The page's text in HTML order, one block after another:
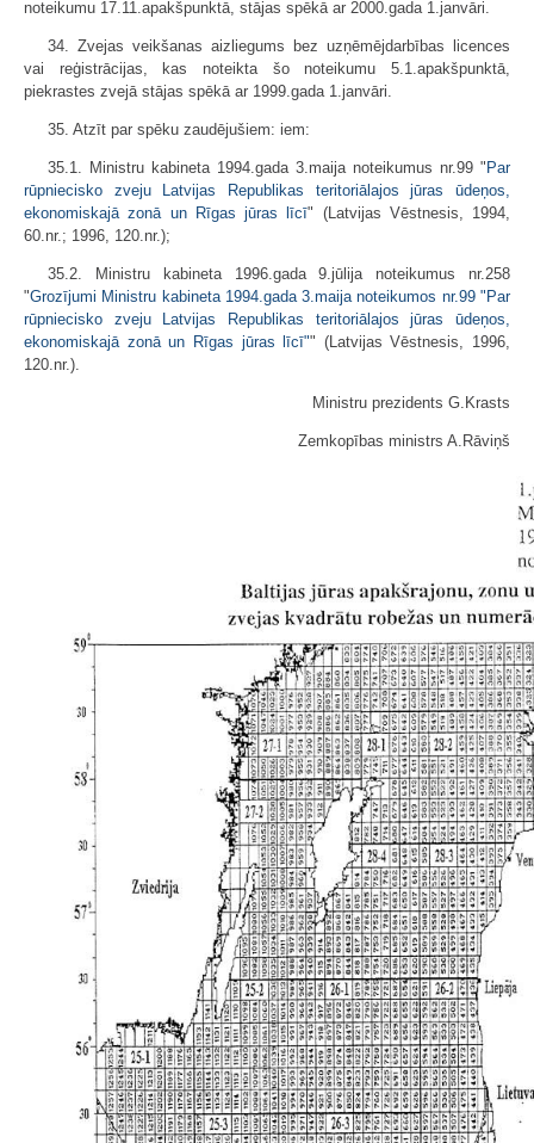
noteikumu 17.11.apakšpunktā, stājas spēkā ar 2000.gada 1.janvāri.
34. Zvejas veikšanas aizliegums bez uzņēmējdarbības licences
vai reģistrācijas, kas noteikta šo noteikumu 5.1.apakšpunktā,
piekrastes zvejā stājas spēkā ar 1999.gada 1.janvāri.
35. Atzīt par spēku zaudējušiem: iem:
35.1. Ministru kabineta 1994.gada 3.maija noteikumus nr.99 " Par
rūpniecisko zveju Latvijas Republikas teritoriālajos jūras ūdeņos,
ekonomiskajā zonā un Rīgas jūras līcī" (Latvijas Vēstnesis, 1994,
60.nr.; 1996, 120.nr.);
35.2. Ministru kabineta 1996.gada 9.jūlija noteikumus nr.258
"Grozījumi Ministru kabineta 1994.gada 3.maija noteikumos nr.99 "Par
rūpniecisko zveju Latvijas Republikas teritoriālajos jūras ūdeņos,
ekonomiskajā zonā un Rīgas jūras līcī"" (Latvijas Vēstnesis, 1996,
120.nr.).
Ministru prezidents G.Krasts
Zemkopības ministrs A.Rāviņš